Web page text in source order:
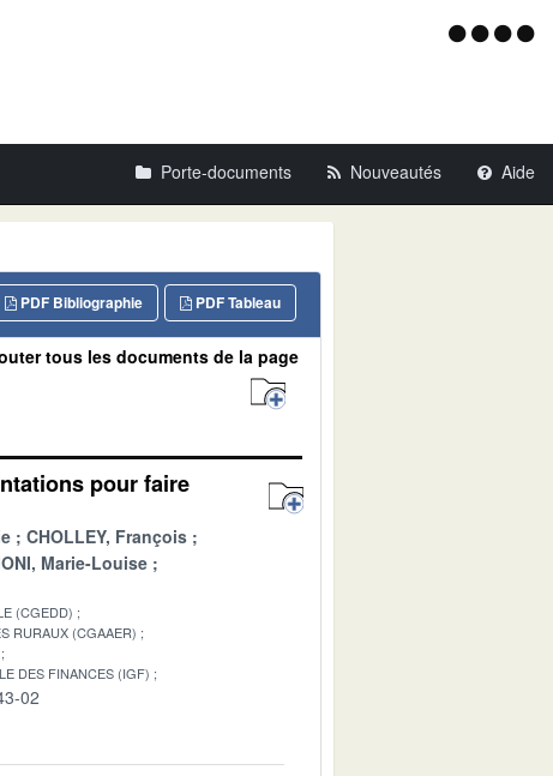
Menu
Porte-documents Nouveautés Aide
PDF Tableau
PDF Bibliographie
tous les documents de la page
pour faire
CHOLLEY, François
Marie-Louise
(CGEDD)
RURAUX (CGAAER)
DES FINANCES (IGF)
02